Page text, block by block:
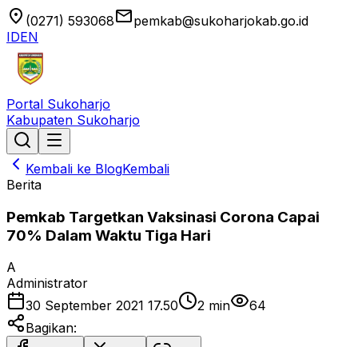
location_on (0271) 593068emailpemkab@sukoharjokab.go.id
IDEN
Portal Sukoharjo
Kabupaten Sukoharjo
Kembali ke BlogKembali
Berita
Pemkab Targetkan Vaksinasi Corona Capai
70% Dalam Waktu Tiga Hari
A
Administrator
30 September 2021 17.50
2 min
64
Bagikan: